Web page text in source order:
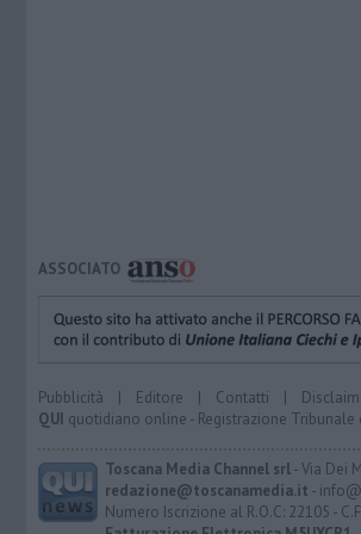
ASSOCIATO
Pubblicità | Editore | Contatti |
QUI quotidiano online - Registrazione Tribunale
Toscana Media Channel srl- Via Dei
redazione@toscanamedia.it -
Numero Iscrizione al R.O.C: 22105 -